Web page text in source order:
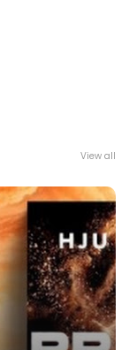
View all